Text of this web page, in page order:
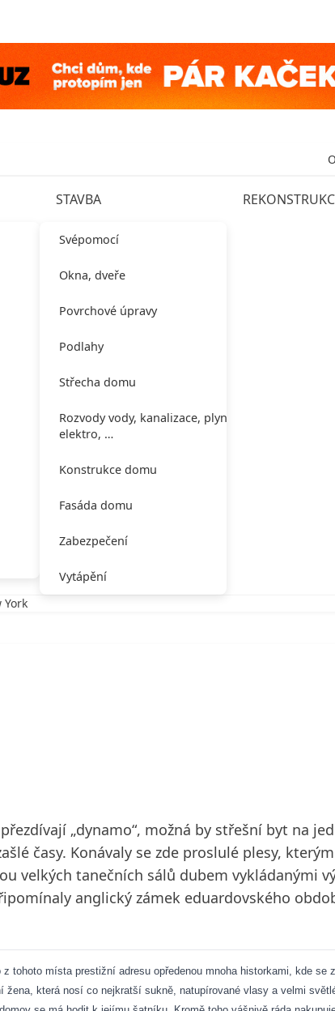
STAVBA
Svépomocí
Okna, dveře
Povrchové úpravy
Podlahy
Střecha domu
Rozvody vody, kanalizace, plynu,
elektro, …
Konstrukce domu
Fasáda domu
Zabezpečení
Vytápění
York
„dynamo“, možná by střešní byt na
časy. Konávaly se zde proslulé plesy,
velkých tanečních sálů dubem vykládanými
anglický zámek eduardovského
z tohoto místa prestižní adresu opředenou mnoha historkami, kde
žena, která nosí co nejkratší sukně, natupírované vlasy a velmi